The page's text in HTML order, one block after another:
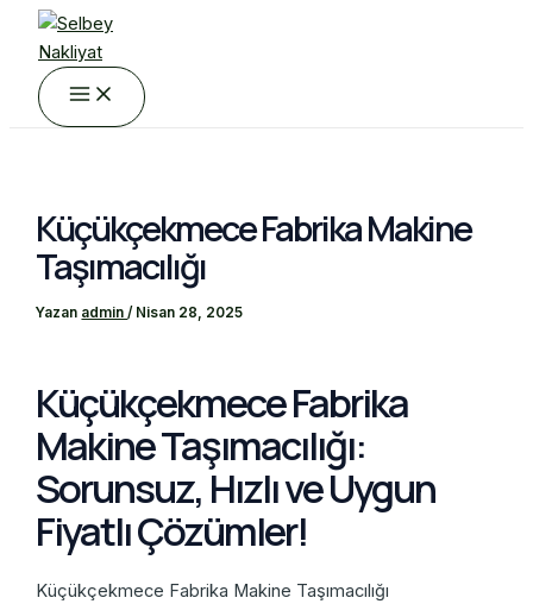
İçeriğe Main
Menu
Küçükçekmece Fabrika Makine
Taşımacılığı
Yazan admin/ Nisan 28, 2025
Küçükçekmece Fabrika
Makine Taşımacılığı:
Sorunsuz, Hızlı ve Uygun
Fiyatlı Çözümler!
Küçükçekmece Fabrika Makine Taşımacılığı